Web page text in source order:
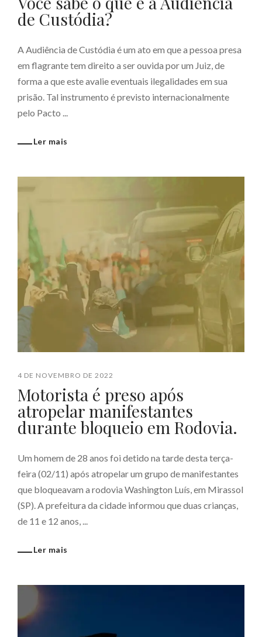
de Custódia?
A Audiência de Custódia é um ato em que a pessoa presa
em flagrante tem direito a ser ouvida por um Juiz, de
forma a que este avalie eventuais ilegalidades em sua
prisão. Tal instrumento é previsto internacionalmente
pelo Pacto ...
Ler mais
4 DE NOVEMBRO DE 2022
Motorista é preso após
atropelar manifestantes
durante bloqueio em Rodovia.​
Um homem de 28 anos foi detido na tarde desta terça-
feira (02/11) após atropelar um grupo de manifestantes
que bloqueavam a rodovia Washington Luís, em Mirassol
(SP). A prefeitura da cidade informou que duas crianças,
de 11 e 12 anos, ...
Ler mais